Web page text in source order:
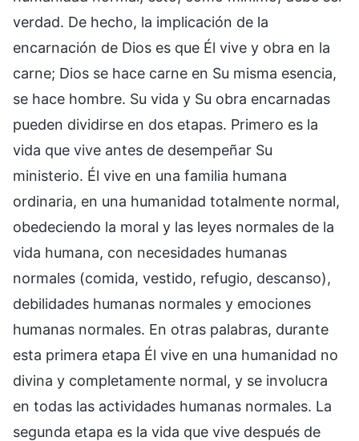
verdad. De hecho, la implicación de la
encarnación de Dios es que Él vive y obra en la
carne; Dios se hace carne en Su misma esencia,
se hace hombre. Su vida y Su obra encarnadas
pueden dividirse en dos etapas. Primero es la
vida que vive antes de desempeñar Su
ministerio. Él vive en una familia humana
ordinaria, en una humanidad totalmente normal,
obedeciendo la moral y las leyes normales de la
vida humana, con necesidades humanas
normales (comida, vestido, refugio, descanso),
debilidades humanas normales y emociones
humanas normales. En otras palabras, durante
esta primera etapa Él vive en una humanidad no
divina y completamente normal, y se involucra
en todas las actividades humanas normales. La
segunda etapa es la vida que vive después de